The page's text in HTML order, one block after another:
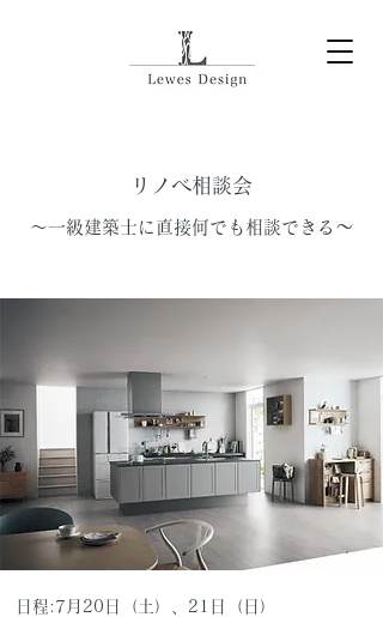
リノベ相談会
〜一級建築士に直接何でも相談できる 〜
日程:7月20日（土）、21日（日）